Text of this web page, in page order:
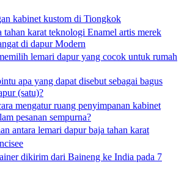
kabinet kustom di Tiongkok
tahan karat teknologi Enamel artis merek
di dapur Modern
lemari dapur yang cocok untuk rumah
apa yang dapat disebut sebagai bagus
(satu)?
mengatur ruang penyimpanan kabinet
pesanan sempurna?
antara lemari dapur baja tahan karat
dikirim dari Baineng ke India pada 7